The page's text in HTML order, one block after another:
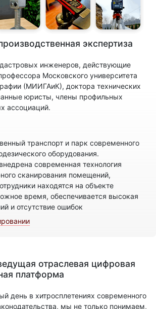
экспертиза
инженеров, действующие
Московского университета
(МИИГАиК), доктора технических
юристы, члены профильных
ассоциаций.
транспорт и парк современного
оборудования.
современная технология
сканирования помещений,
находятся на объекте
время, обеспечивается высокая
и отсутствие ошибок
отраслевая цифровая
платформа
день в хитросплетениях современного
мы не только понимаем,